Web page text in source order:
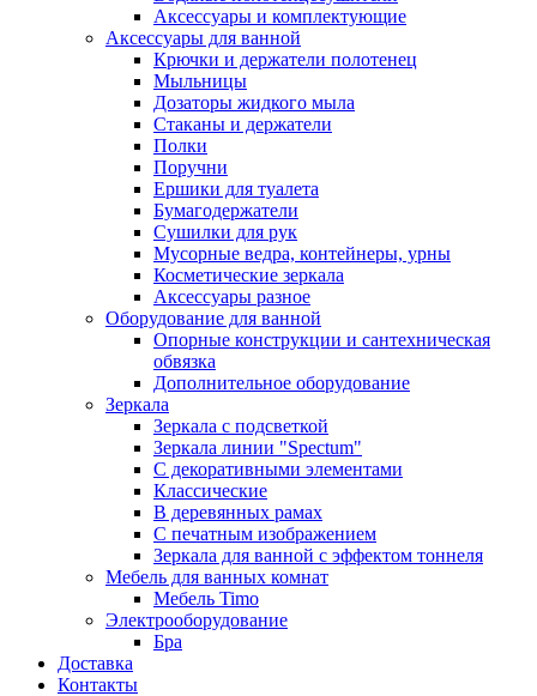
Аксессуары и комплектующие
Аксессуары для ванной
Крючки и держатели полотенец
Мыльницы
Дозаторы жидкого мыла
Стаканы и держатели
Полки
Поручни
Ершики для туалета
Бумагодержатели
Сушилки для рук
Мусорные ведра, контейнеры, урны
Косметические зеркала
Аксессуары разное
Оборудование для ванной
Опорные конструкции и сантехническая
обвязка
Дополнительное оборудование
Зеркала
Зеркала с подсветкой
Зеркала линии "Spectum"
С декоративными элементами
Классические
В деревянных рамах
С печатным изображением
Зеркала для ванной с эффектом тоннеля
Мебель для ванных комнат
Мебель Timo
Электрооборудование
Бра
Доставка
Контакты